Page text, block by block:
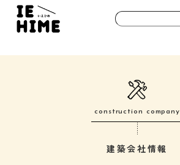
construction company
建築会社情報